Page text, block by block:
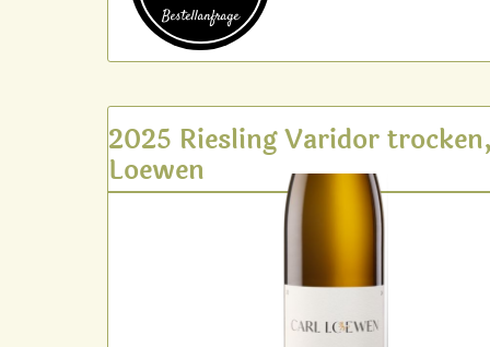
Bestell­anfrage
2025 Riesling Varidor
Loewen